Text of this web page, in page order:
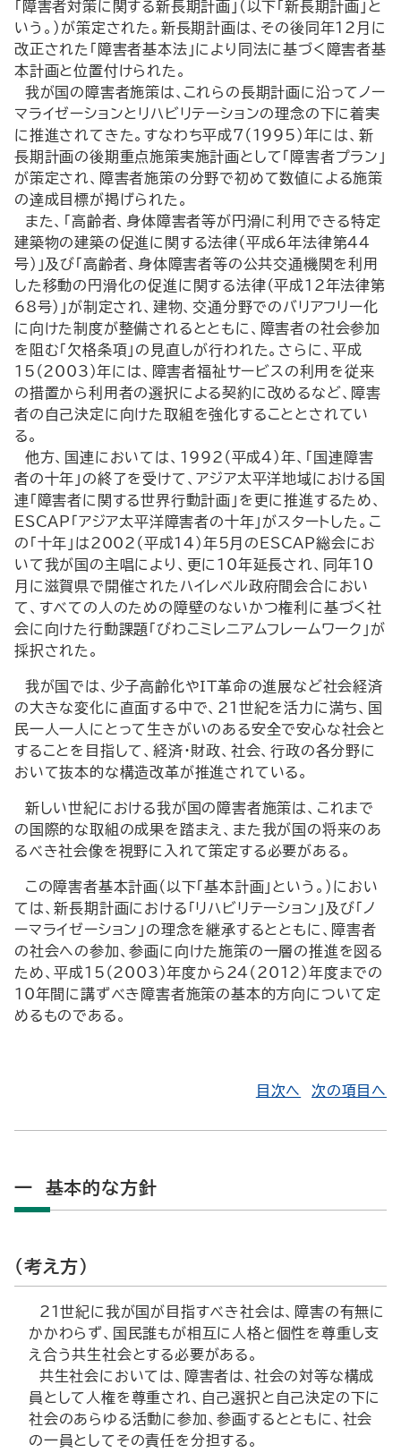
「障害者対策に関する新長期計画」(以下「新長期計画」と
いう。)が策定された。新長期計画は、その後同年12月に
改正された「障害者基本法」により同法に基づく障害者基
本計画と位置付けられた。
我が国の障害者施策は､これらの長期計画に沿ってノー
マライゼーションとリハビリテーションの理念の下に着実
に推進されてきた。すなわち平成7（1995）年には、新
長期計画の後期重点施策実施計画として「障害者プラン」
が策定され、障害者施策の分野で初めて数値による施策
の達成目標が掲げられた。
また、「高齢者、身体障害者等が円滑に利用できる特定
建築物の建築の促進に関する法律（平成6年法律第44
号）」及び「高齢者、身体障害者等の公共交通機関を利用
した移動の円滑化の促進に関する法律（平成12年法律第
68号）」が制定され、建物、交通分野でのバリアフリー化
に向けた制度が整備されるとともに、障害者の社会参加
を阻む「欠格条項」の見直しが行われた。さらに、平成
15（2003）年には、障害者福祉サービスの利用を従来
の措置から利用者の選択による契約に改めるなど、障害
者の自己決定に向けた取組を強化することとされてい
る。
他方、国連においては、1992（平成4）年、「国連障害
者の十年」の終了を受けて、アジア太平洋地域における国
連「障害者に関する世界行動計画」を更に推進するため、
ESCAP「アジア太平洋障害者の十年」がスタートした。こ
の「十年」は2002（平成14）年5月のESCAP総会にお
いて我が国の主唱により、更に10年延長され、同年10
月に滋賀県で開催されたハイレベル政府間会合におい
て、すべての人のための障壁のないかつ権利に基づく社
会に向けた行動課題「びわこミレニアムフレームワーク」が
採択された。
我が国では、少子高齢化やＩＴ革命の進展など社会経済
の大きな変化に直面する中で、21世紀を活力に満ち、国
民一人一人にとって生きがいのある安全で安心な社会と
することを目指して、経済・財政、社会、行政の各分野に
おいて抜本的な構造改革が推進されている。
新しい世紀における我が国の障害者施策は、これまで
の国際的な取組の成果を踏まえ、また我が国の将来のあ
るべき社会像を視野に入れて策定する必要がある。
この障害者基本計画（以下「基本計画」という。）におい
ては、新長期計画における「リハビリテーション」及び「ノ
ーマライゼーション」の理念を継承するとともに、障害者
の社会への参加、参画に向けた施策の一層の推進を図る
ため、平成15（2003）年度から24（2012）年度までの
10年間に講ずべき障害者施策の基本的方向について定
めるものである。
目次へ 次の項目へ
一 基本的な方針
（考え方）
21世紀に我が国が目指すべき社会は、障害の有無に
かかわらず、国民誰もが相互に人格と個性を尊重し支
え合う共生社会とする必要がある。
共生社会においては、障害者は、社会の対等な構成
員として人権を尊重され、自己選択と自己決定の下に
社会のあらゆる活動に参加、参画するとともに、社会
の一員としてその責任を分担する。